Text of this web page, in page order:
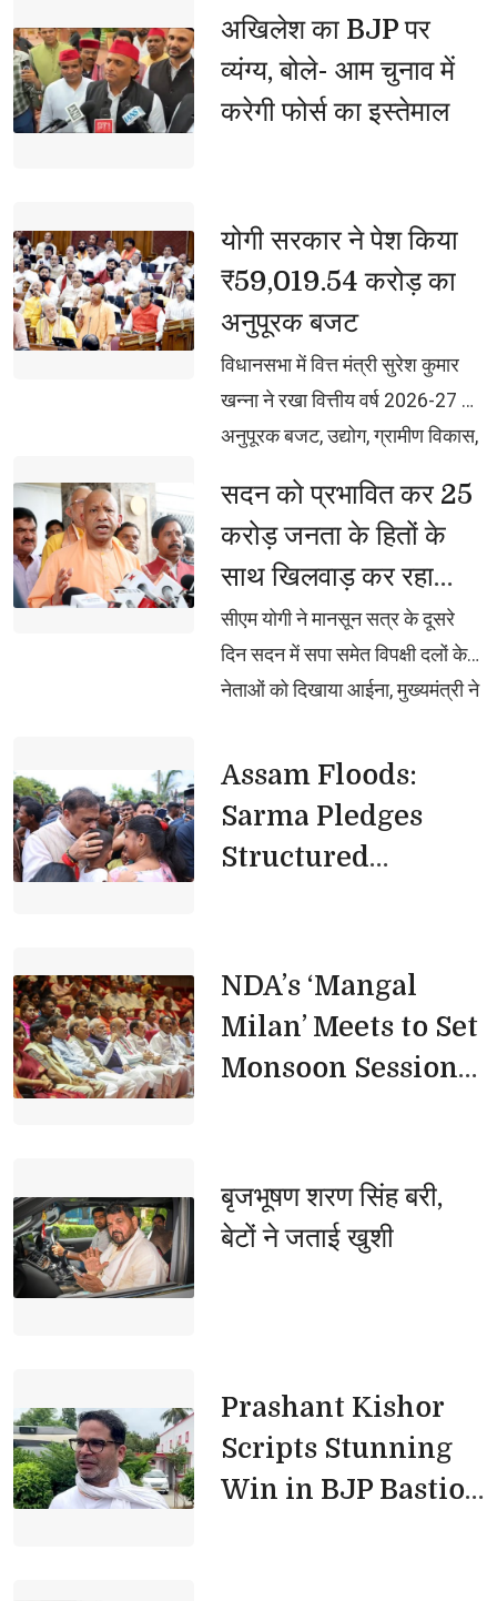
अखिलेश का BJP पर
व्यंग्य, बोले- आम चुनाव में
करेगी फोर्स का इस्तेमाल
योगी सरकार ने पेश किया
₹59,019.54 करोड़ का
अनुपूरक बजट
विधानसभा में वित्त मंत्री सुरेश कुमार
खन्ना ने रखा वित्तीय वर्ष 2026-27 का
अनुपूरक बजट, उद्योग, ग्रामीण विकास,
मिला बड़ा प्रोत्साहन, राजस्व लेखे का
व्यय ₹17,399.50 करोड़ तथा पूंजी लेखे
का व्यय ₹41,620.04 करोड़, अनुपूरक
बजट में नई मांगों के लिए की गई
₹7,854.25 करोड़ की व्यवस्था
सदन को प्रभावित कर 25
करोड़ जनता के हितों के
साथ खिलवाड़ कर रहा
विपक्षः मुख्यमंत्री योगी
सीएम योगी ने मानसून सत्र के दूसरे
दिन सदन में सपा समेत विपक्षी दलों के
नेताओं को दिखाया आईना, मुख्यमंत्री ने
विपक्ष का आचरण अभद्रतापूर्ण,
Assam Floods:
Sarma Pledges
Structured
NDA’s ‘Mangal
Milan’ Meets to Set
Monsoon Session
बृजभूषण शरण सिंह बरी,
बेटों ने जताई खुशी
Prashant Kishor
Scripts Stunning
Win in BJP Bastion